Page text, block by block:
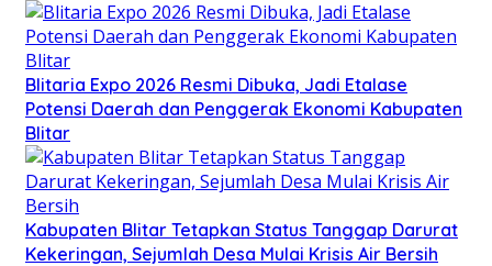
Blitaria Expo 2026 Resmi Dibuka, Jadi Etalase
Potensi Daerah dan Penggerak Ekonomi Kabupaten
Blitar
Kabupaten Blitar Tetapkan Status Tanggap Darurat
Kekeringan, Sejumlah Desa Mulai Krisis Air Bersih